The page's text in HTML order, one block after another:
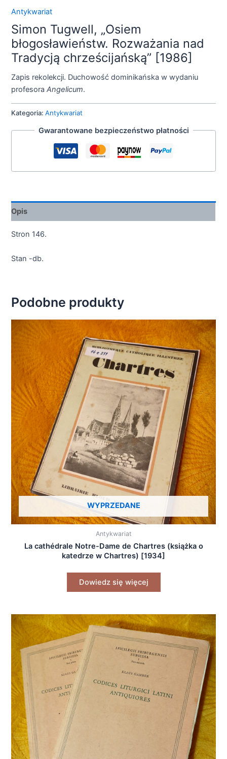
Antykwariat
Simon Tugwell, „Osiem
błogosławieństw. Rozważania nad
Tradycją chrześcijańską” [1986]
Zapis rekolekcji. Duchowość dominikańska w wydaniu
profesoraAngelicum.
Kategoria:Antykwariat
Gwarantowane bezpieczeństwo płatności
Opis
Stron 146.
Stan -db.
Podobne produkty
WYPRZEDANE
Antykwariat
La cathédrale Notre-Dame de Chartres (książka o
katedrze w Chartres) [1934]
Dowiedz się więcej